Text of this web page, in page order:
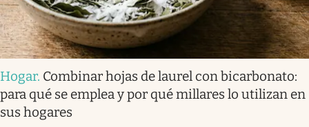
Hogar. Combinar hojas de laurel con bicarbonato:
para qué se emplea y por qué millares lo utilizan en
sus hogares